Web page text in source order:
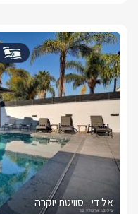
אל די - סוויטת יוקרה